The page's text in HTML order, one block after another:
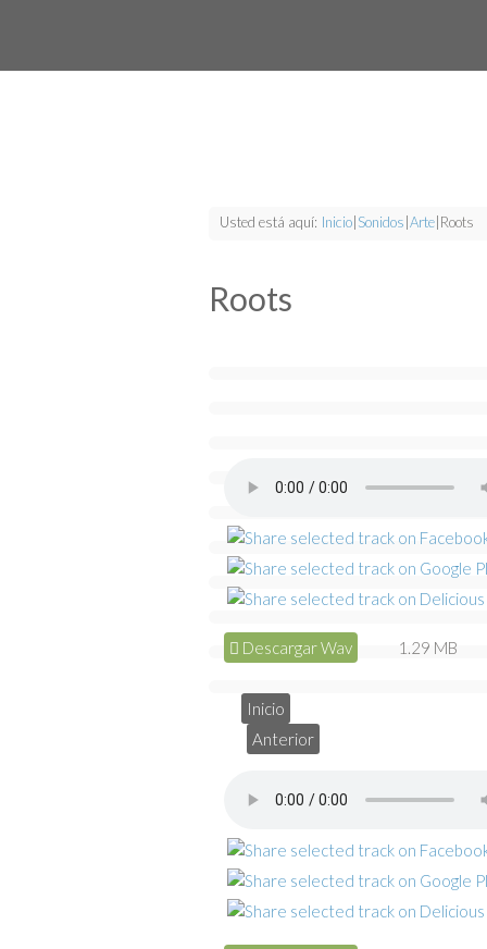
Usted está aquí: Inicio Sonidos Arte Roots
Roots
Descargar Wav 1.29 MB
Inicio
Anterior